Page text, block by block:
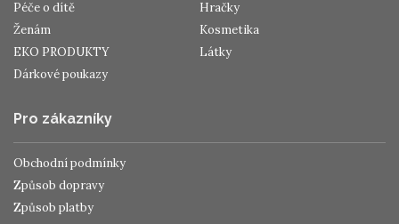
Péče o dítě
Hračky
Ženám
Kosmetika
EKO PRODUKTY
Látky
Dárkové poukazy
Pro zákazníky
Obchodní podmínky
Způsob dopravy
Způsob platby